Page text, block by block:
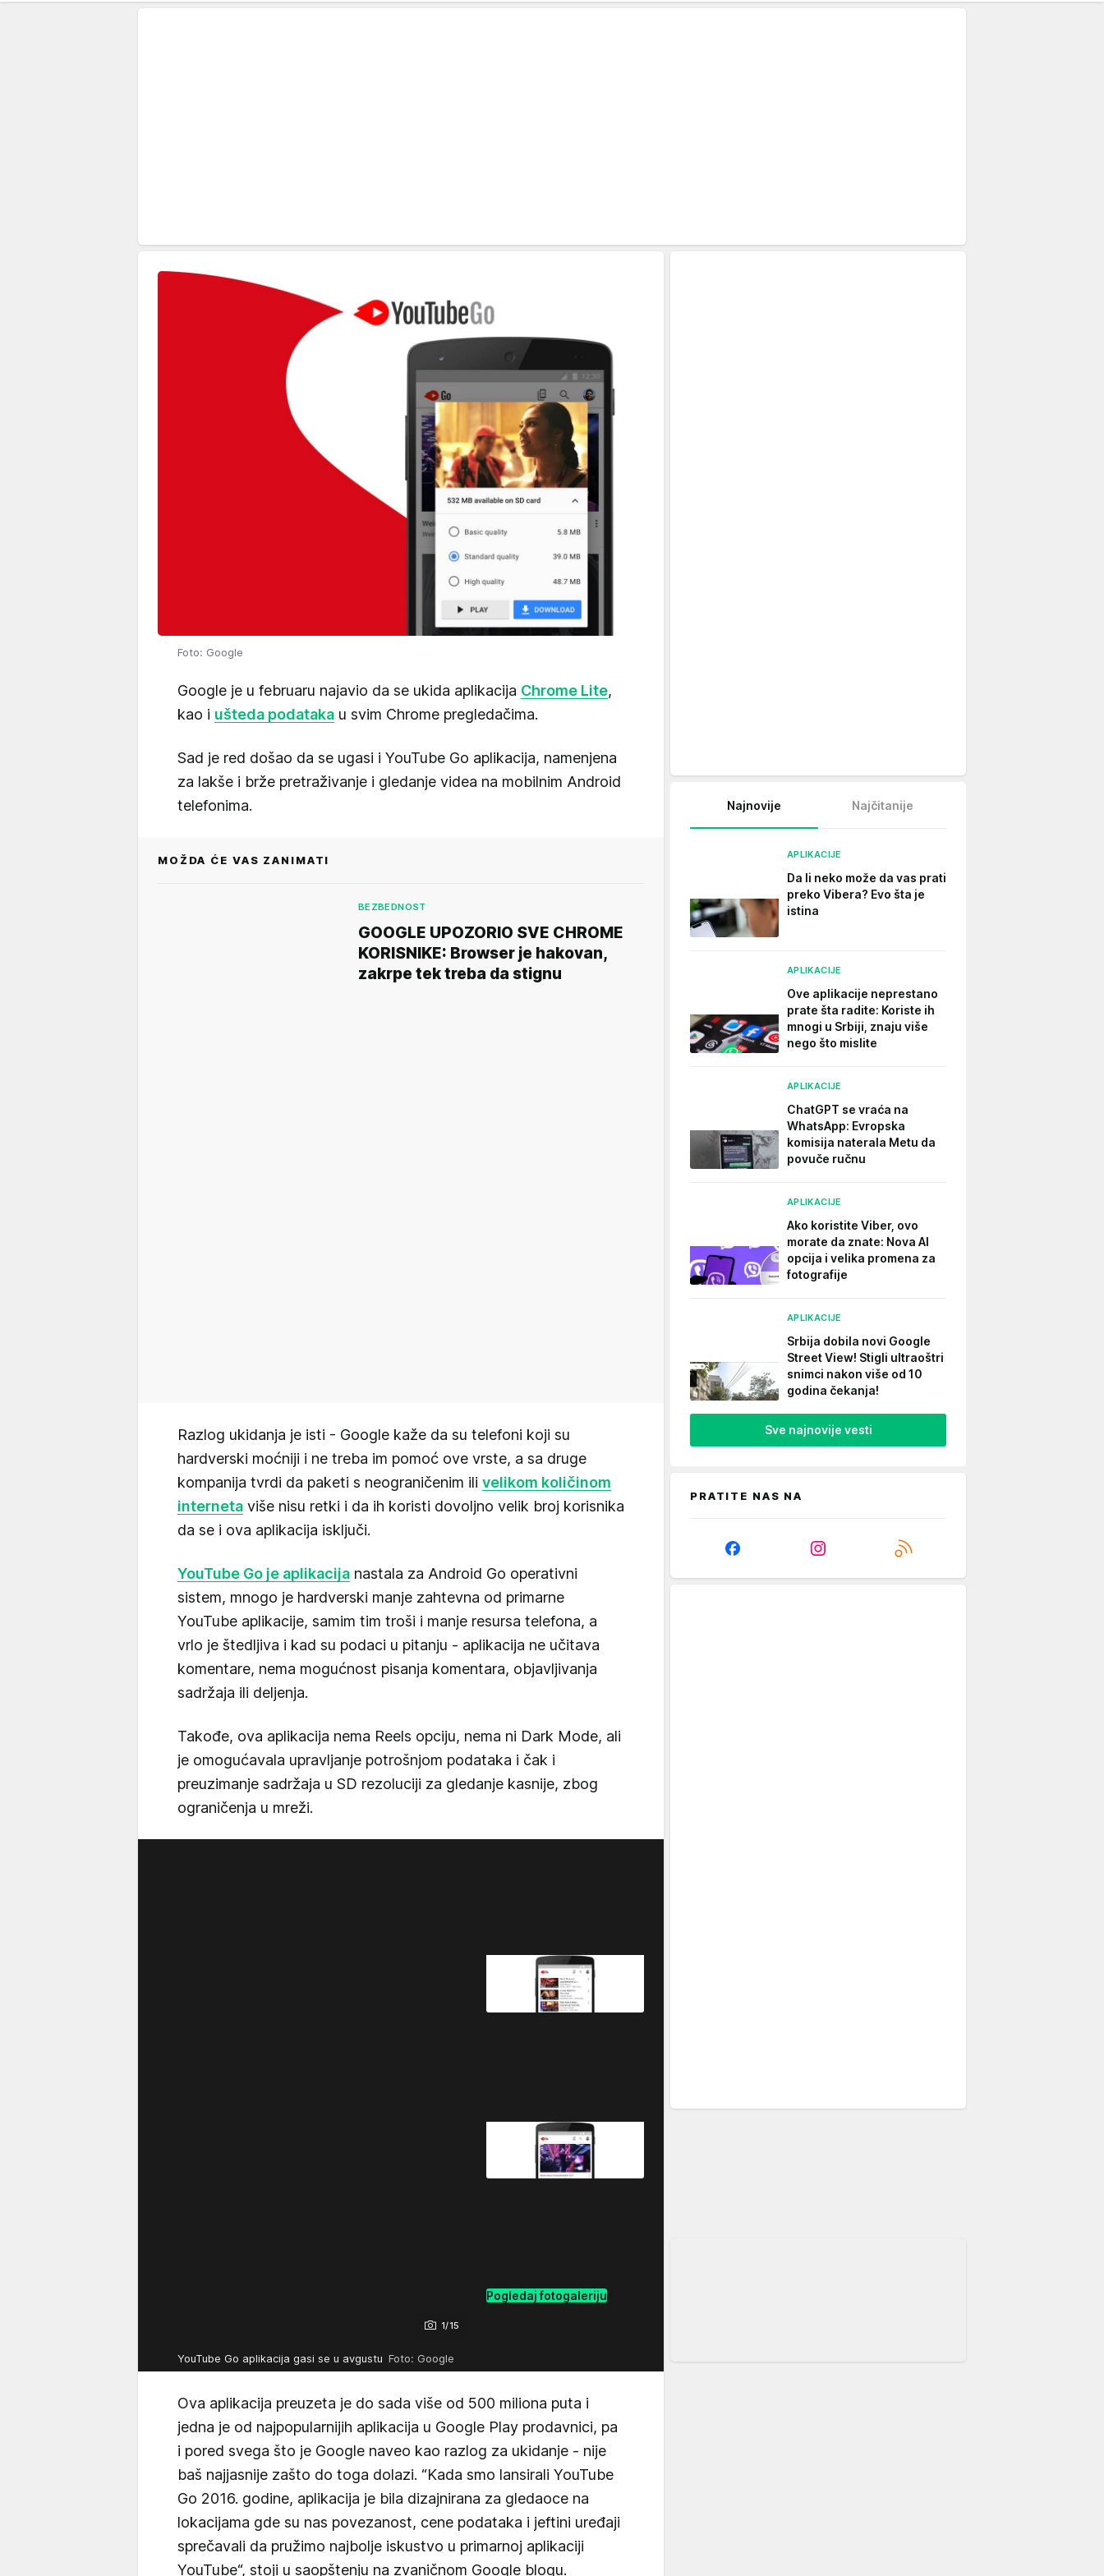
Foto: Google
Google je u februaru najavio da se ukida aplikacija Chrome Lite,
kao i ušteda podataka u svim Chrome pregledačima.
Sad je red došao da se ugasi i YouTube Go aplikacija, namenjena
za lakše i brže pretraživanje i gledanje videa na mobilnim Android
telefonima.
MOŽDA ĆE VAS ZANIMATI
BEZBEDNOST
GOOGLE UPOZORIO SVE CHROME
KORISNIKE: Browser je hakovan,
zakrpe tek treba da stignu
Razlog ukidanja je isti - Google kaže da su telefoni koji su
hardverski moćniji i ne treba im pomoć ove vrste, a sa druge
kompanija tvrdi da paketi s neograničenim ili velikom količinom
interneta više nisu retki i da ih koristi dovoljno velik broj korisnika
da se i ova aplikacija isključi.
YouTube Go je aplikacija nastala za Android Go operativni
sistem, mnogo je hardverski manje zahtevna od primarne
YouTube aplikacije, samim tim troši i manje resursa telefona, a
vrlo je štedljiva i kad su podaci u pitanju - aplikacija ne učitava
komentare, nema mogućnost pisanja komentara, objavljivanja
sadržaja ili deljenja.
Takođe, ova aplikacija nema Reels opciju, nema ni Dark Mode, ali
je omogućavala upravljanje potrošnjom podataka i čak i
preuzimanje sadržaja u SD rezoluciji za gledanje kasnije, zbog
ograničenja u mreži.
1/15
Pogledaj fotogaleriju
YouTube Go aplikacija gasi se u avgustu Foto: Google
Ova aplikacija preuzeta je do sada više od 500 miliona puta i
jedna je od najpopularnijih aplikacija u Google Play prodavnici, pa
i pored svega što je Google naveo kao razlog za ukidanje - nije
baš najjasnije zašto do toga dolazi. “Kada smo lansirali YouTube
Go 2016. godine, aplikacija je bila dizajnirana za gledaoce na
lokacijama gde su nas povezanost, cene podataka i jeftini uređaji
sprečavali da pružimo najbolje iskustvo u primarnoj aplikaciji
YouTube“, stoji u saopštenju na zvaničnom Google blogu.
Najnovije Najčitanije
APLIKACIJE
Da li neko može da vas prati
preko Vibera? Evo šta je
istina
APLIKACIJE
Ove aplikacije neprestano
prate šta radite: Koriste ih
mnogi u Srbiji, znaju više
nego što mislite
APLIKACIJE
ChatGPT se vraća na
WhatsApp: Evropska
komisija naterala Metu da
povuče ručnu
APLIKACIJE
Ako koristite Viber, ovo
morate da znate: Nova AI
opcija i velika promena za
fotografije
APLIKACIJE
Srbija dobila novi Google
Street View! Stigli ultraoštri
snimci nakon više od 10
godina čekanja!
Sve najnovije vesti
PRATITE NAS NA